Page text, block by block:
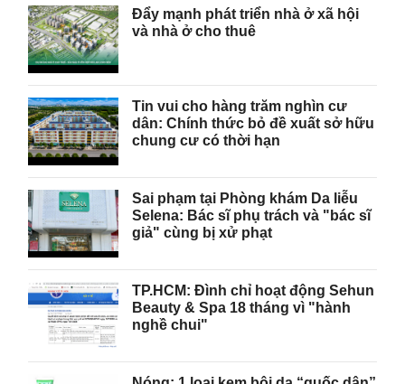
Đẩy mạnh phát triển nhà ở xã hội
và nhà ở cho thuê
Tin vui cho hàng trăm nghìn cư
dân: Chính thức bỏ đề xuất sở hữu
chung cư có thời hạn
Sai phạm tại Phòng khám Da liễu
Selena: Bác sĩ phụ trách và "bác sĩ
giả" cùng bị xử phạt
TP.HCM: Đình chỉ hoạt động Sehun
Beauty & Spa 18 tháng vì "hành
nghề chui"